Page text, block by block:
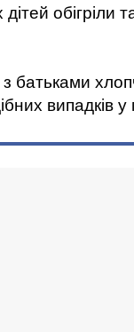
обігріли
батьками
випадків